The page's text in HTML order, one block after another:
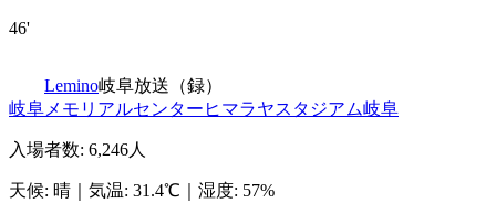
46'
Lemino岐阜放送（録）
岐阜メモリアルセンターヒマラヤスタジアム岐阜
入場者数: 6,246人
天候: 晴 気温: 31.4℃ 湿度: 57%